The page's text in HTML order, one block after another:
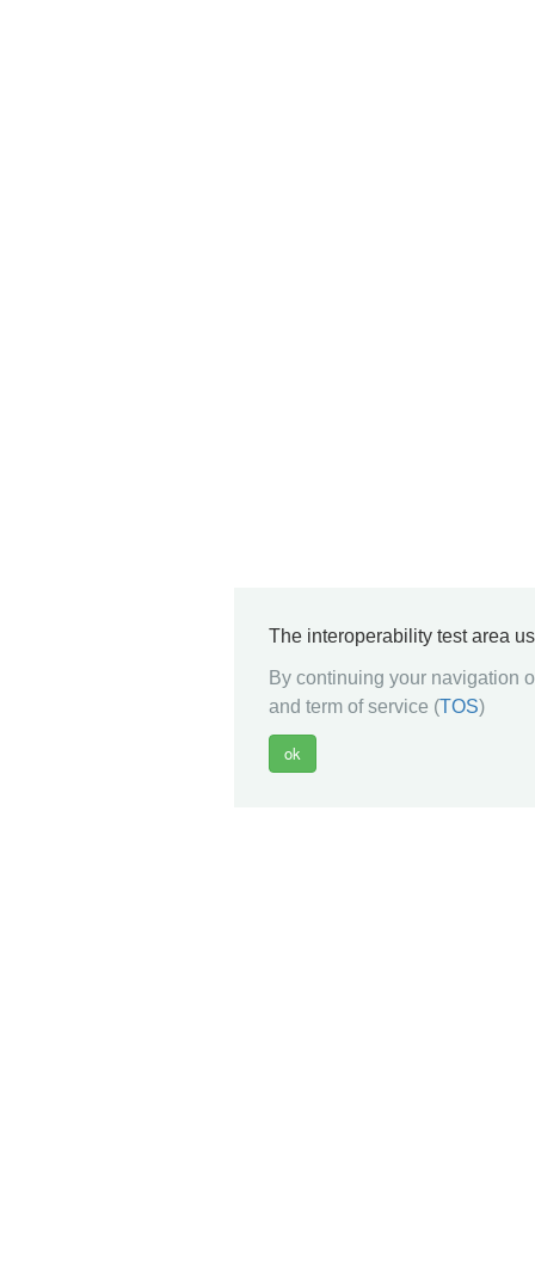
The interoperability test area
By continuing your navigation
and term of service (TOS)